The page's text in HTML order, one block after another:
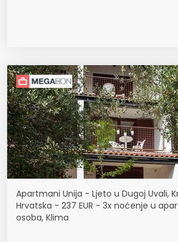
Apartmani Unija - Ljeto u Dugoj Uvali,
Hrvatska - 237 EUR - 3x noćenje u
osoba, Klima